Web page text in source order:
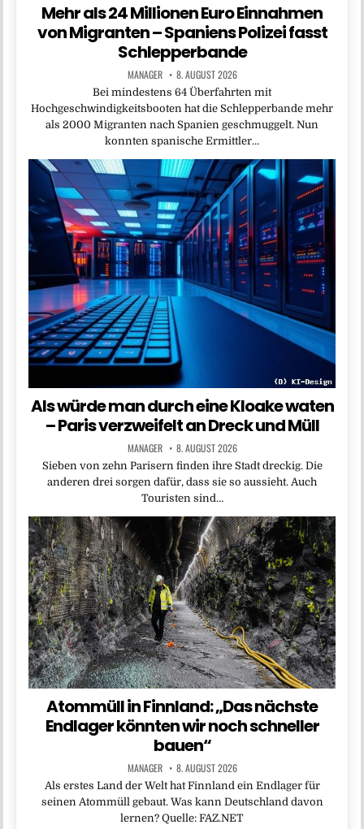
Mehr als 24 Millionen Euro Einnahmen
von Migranten – Spaniens Polizei fasst
Schlepperbande
MANAGER 8. AUGUST 2026
Bei mindestens 64 Überfahrten mit
Hochgeschwindigkeitsbooten hat die Schlepperbande mehr
als 2000 Migranten nach Spanien geschmuggelt. Nun
konnten spanische Ermittler…
Als würde man durch eine Kloake waten
– Paris verzweifelt an Dreck und Müll
MANAGER 8. AUGUST 2026
Sieben von zehn Parisern finden ihre Stadt dreckig. Die
anderen drei sorgen dafür, dass sie so aussieht. Auch
Touristen sind…
Atommüll in Finnland: „Das nächste
Endlager könnten wir noch schneller
bauen“
MANAGER 8. AUGUST 2026
Als erstes Land der Welt hat Finnland ein Endlager für
seinen Atommüll gebaut. Was kann Deutschland davon
lernen? Quelle: FAZ.NET